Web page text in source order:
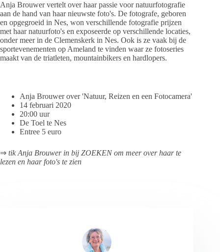
Anja Brouwer vertelt over haar passie voor natuurfotografie
aan de hand van haar nieuwste foto's. De fotografe, geboren
en opgegroeid in Nes, won verschillende fotografie prijzen
met haar natuurfoto's en exposeerde op verschillende locaties,
onder meer in de Clemenskerk in Nes. Ook is ze vaak bij de
sportevenementen op Ameland te vinden waar ze fotoseries
maakt van de triatleten, mountainbikers en hardlopers.
Anja Brouwer over 'Natuur, Reizen en een Fotocamera'
14 februari 2020
20:00 uur
De Toel te Nes
Entree 5 euro
⇒ tik Anja Brouwer in bij ZOEKEN om meer over haar te
lezen en haar foto's te zien